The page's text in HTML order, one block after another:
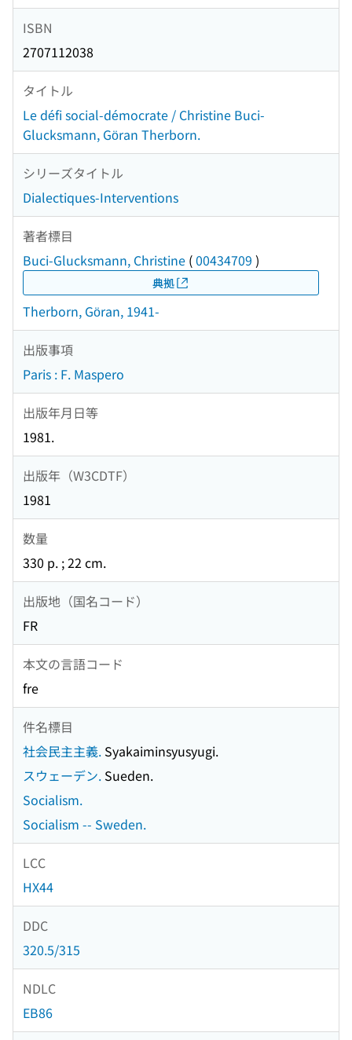
ISBN
2707112038
タイトル
Le défi social-démocrate / Christine Buci-
Glucksmann, Göran Therborn.
シリーズタイトル
Dialectiques-Interventions
著者標目
Buci-Glucksmann, Christine (00434709 )
典拠
Therborn, Göran, 1941-
出版事項
Paris : F. Maspero
出版年月日等
1981.
出版年（W3CDTF）
1981
数量
330 p. ; 22 cm.
出版地（国名コード）
FR
本文の言語コード
fre
件名標目
社会民主主義. Syakaiminsyusyugi.
スウェーデン. Sueden.
Socialism.
Socialism -- Sweden.
LCC
HX44
DDC
320.5/315
NDLC
EB86